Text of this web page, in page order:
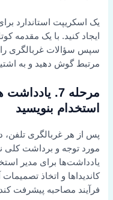
یک اسکریپت استاندارد
ایجاد کنید. با یک مقدمه
سپس سؤالات غربالگری را
مرتبط گوش دهید و به
مرحله 7.
استخدام بنویسید
پس از هر غربالگری تلفن،
مورد توجه و برداشت کلی
یادداشت‌ها برای مدیر
کاندیداها و اتخاذ
فرآیند مصاحبه پیشرفت